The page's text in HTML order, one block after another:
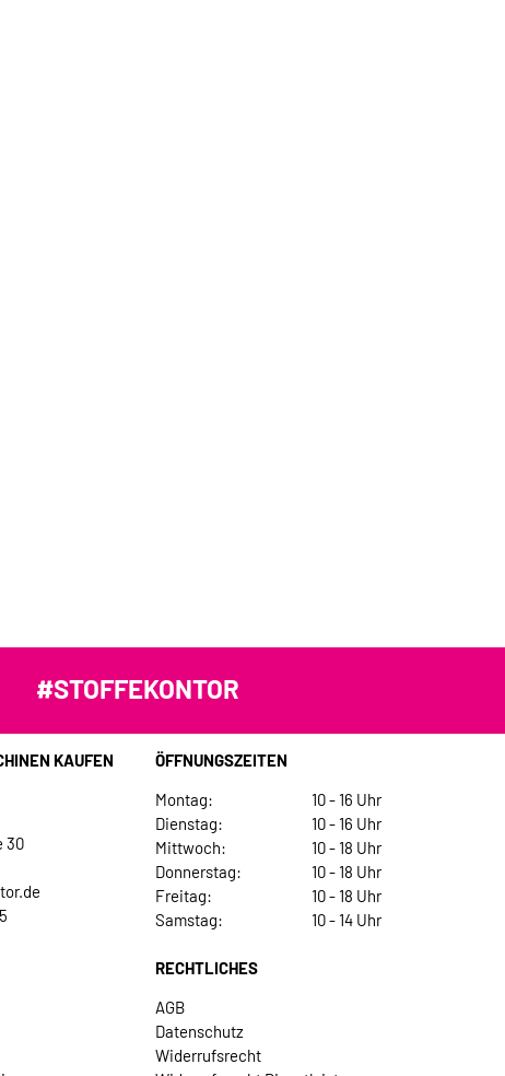
#STOFFEKONTOR
KAUFEN
30
ÖFFNUNGSZEITEN
Montag:
10 - 16 Uhr
Dienstag:
10 - 16 Uhr
Mittwoch:
10 - 18 Uhr
Donnerstag:
10 - 18 Uhr
Freitag:
10 - 18 Uhr
Samstag:
10 - 14 Uhr
RECHTLICHES
AGB
Datenschutz
Widerrufsrecht